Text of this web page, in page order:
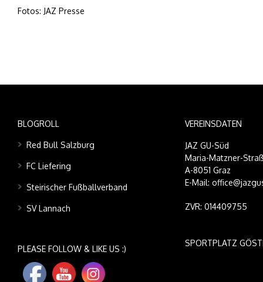
Fotos: JAZ Presse
BLOGROLL
Red Bull Salzburg
FC Liefering
Steirischer Fußballverband
SV Lannach
PLEASE FOLLOW & LIKE US :)
VEREINSDATEN
JAZ GU-Süd
Maria-Matzner-
A-8051 Graz
E-Mail:
ZVR: 014409755
SPORTPLATZ